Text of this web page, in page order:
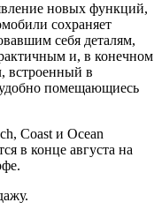
новых функций,
сохраняет
себя деталям,
и, в конечном
встроенный в
помещающиесь
Coast и Ocean
в конце августа на